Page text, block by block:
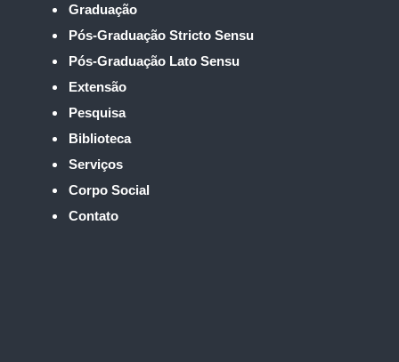
Graduação
Pós-Graduação Stricto Sensu
Pós-Graduação Lato Sensu
Extensão
Pesquisa
Biblioteca
Serviços
Corpo Social
Contato